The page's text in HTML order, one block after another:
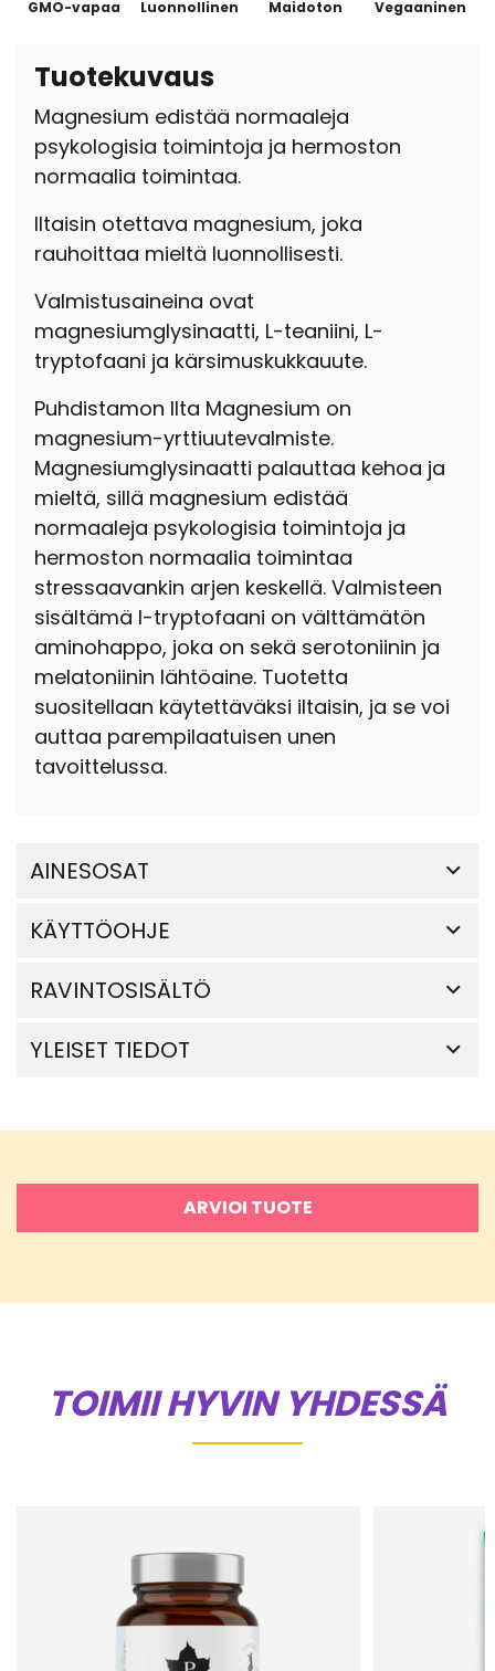
GMO-vapaa Luonnollinen Maidoton Vegaaninen
Tuotekuvaus
Magnesium edistää normaaleja
psykologisia toimintoja ja hermoston
normaalia toimintaa.
Iltaisin otettava magnesium, joka
rauhoittaa mieltä luonnollisesti.
Valmistusaineina ovat
magnesiumglysinaatti, L-teaniini, L-
tryptofaani ja kärsimuskukkauute.
Puhdistamon Ilta Magnesium on
magnesium-yrttiuutevalmiste.
Magnesiumglysinaatti palauttaa kehoa ja
mieltä, sillä magnesium edistää
normaaleja psykologisia toimintoja ja
hermoston normaalia toimintaa
stressaavankin arjen keskellä. Valmisteen
sisältämä l-tryptofaani on välttämätön
aminohappo, joka on sekä serotoniinin ja
melatoniinin lähtöaine. Tuotetta
suositellaan käytettäväksi iltaisin, ja se voi
auttaa parempilaatuisen unen
tavoittelussa.
AINESOSAT
KÄYTTÖOHJE
RAVINTOSISÄLTÖ
YLEISET TIEDOT
ARVIOI TUOTE
TOIMII HYVIN YHDESSÄ